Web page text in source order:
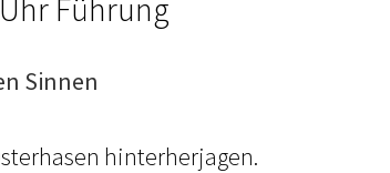
Führung
Sinnen
hinterherjagen.